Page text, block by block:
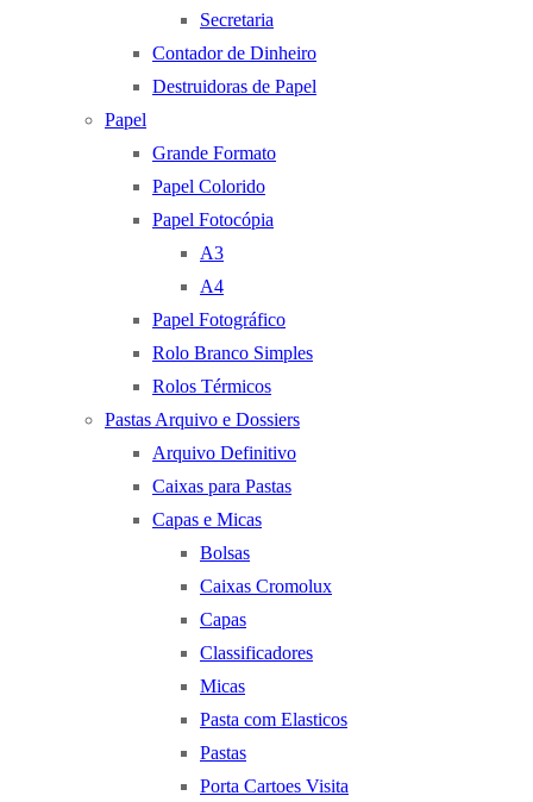
Secretaria
Contador de Dinheiro
Destruidoras de Papel
Papel
Grande Formato
Papel Colorido
Papel Fotocópia
A3
A4
Papel Fotográfico
Rolo Branco Simples
Rolos Térmicos
Pastas Arquivo e Dossiers
Arquivo Definitivo
Caixas para Pastas
Capas e Micas
Bolsas
Caixas Cromolux
Capas
Classificadores
Micas
Pasta com Elasticos
Pastas
Porta Cartoes Visita